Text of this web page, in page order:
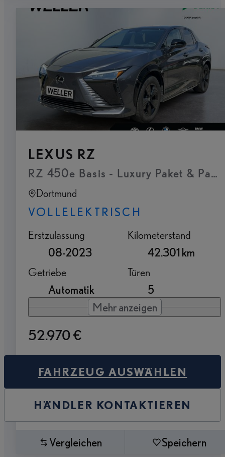
LEXUS RZ
RZ 450e Basis - Luxury Paket &
Dortmund
VOLLELEKTRISCH
Erstzulassung
08-2023
Kilometerstand
42.301 km
Getriebe
Automatik
Türen
5
Mehr anzeigen
52.970 €
FAHRZEUG AUSWÄHLEN
HÄNDLER KONTAKTIEREN
Vergleichen Speichern